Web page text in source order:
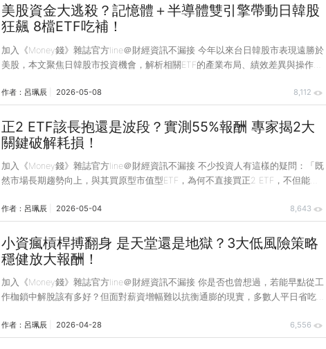
當高。 隨著生成式AI的出現，同樣的工作流程，如今只需幾個指令，即可在數分
鐘內完成，大幅降低投資研究的時間成本與技術門檻。然而AI並非萬靈丹，不同的
提問方式往往會得到截然不同的結果，那麼
美股資金大逃殺？記憶體＋半導體雙引擎帶動日韓股
狂飆 8檔ETF吃補！
加入《Money錢》雜誌官方line＠財經資訊不漏接 今年以來台日韓股市表現遠勝於
美股，本文聚焦日韓股市投資機會，解析相關ETF的產業布局、績效差異與操作策
場驚心動魄的板塊撕裂。隨著Anthropic推出企業級AI代理產品Claude Cowork，市
場開始擔憂傳統SaaS（軟體即服務）企業的定價權將被削弱，導致美股軟體板塊
迎來無差別的估值通殺，市值蒸發逾2兆美元，而這筆龐大資金正迅速湧入亞股市
場，形成「美股跌、亞股漲」的特殊局勢。 儘管美伊戰爭爆發，亞股一度成為外
資提款機而承受
作者： 呂珮辰 2026-05-08 8,112
正2 ETF該長抱還是波段？實測55%報酬 專家揭2大
關鍵破解耗損！
加入《Money錢》雜誌官方line＠財經資訊不漏接 不少投資人有這樣的疑問：「既
然市場長期趨勢向上，與其買原型市值型ETF，為何不直接買正2 ETF，不但能放
辦人，投資經驗超過30年，曾任職摩根、安聯、東方匯理等外資投信，深耕基金
及ETF投資領域，投資風格為持續槓桿、長期持有、全數All in。 ● 強基金：
https://fundhot.com/● 強基金王大中：https://fundhot.com/user/9470 實際上正
作者： 呂珮辰 2026-05-04 8,643
小資瘋槓桿搏翻身 是天堂還是地獄？3大低風險策略
穩健放大報酬！
加入《Money錢》雜誌官方line＠財經資訊不漏接 你是否也曾想過，若能早點從工
作枷鎖中解脫該有多好？但面對薪資增幅難以抗衡通膨的現實，多數人平日省吃儉
你會願意嘗試嗎？本期〈封面故事〉將從真實案例出發，並邀請專家解析正2
ETF、質押、信貸、融資等槓桿工具，帶你在風險可控的前提下，穩健地放大資
作者： 呂珮辰 2026-04-28 6,556